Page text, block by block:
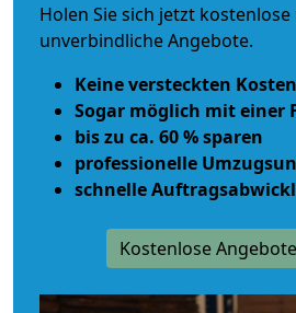
Holen Sie sich jetzt kostenlose
unverbindliche Angebote.
Keine versteckten Kosten
Sogar möglich mit einer
bis zu ca. 60 % sparen
professionelle
schnelle
Kostenlose